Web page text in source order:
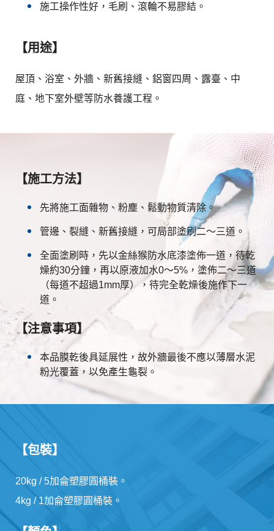
施工操作性好，毛刷、滾輪不易膠結。
【用途】
屋頂、浴室、外牆、新舊接縫、鋁窗四周、露臺、中
庭、地下室外壁等防水養護工程。
【施工方法】
先將施工面雜物、粉塵、鬆動物質清除。
管邊、裂縫、新舊接縫，可局部塗刷二～三道。
全面塗刷時，先以金絲猴防水底漆塗佈一道，待乾
燥約30分鐘，再以原液加水0～5%，塗佈二～三道
（每道不超過1mm厚），待完全乾燥後施作下一
道。
【注意事項】
本品膜乾後具延展性，故外牆最後不應以薄層水泥
粉光覆蓋，以免產生龜裂。
【包裝】
20kg / 5加侖塑膠圓桶裝。
4kg / 1加侖塑膠圓桶裝。